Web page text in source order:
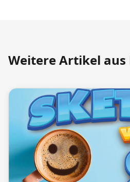
Weitere Artikel aus